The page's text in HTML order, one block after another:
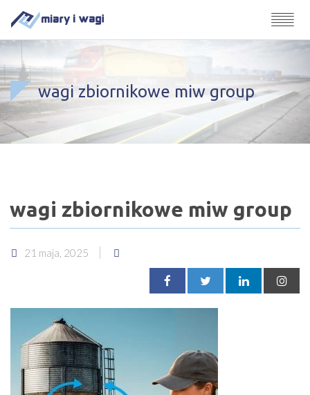
wagi zbiornikowe miw group
wagi zbiornikowe miw group
21 maja, 2025